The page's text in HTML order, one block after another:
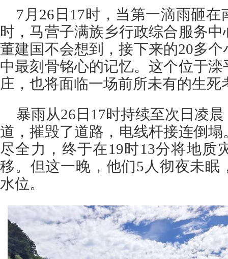
7月26日17时，当第一滴雨砸
时，马营子满族乡行政综合服务
董建国不会想到，接下来的20多
中最刻骨铭心的记忆。这个位于
庄，也将面临一场前所未有的生死
暴雨从26日17时持续至次日凌
道，摧毁了道路，电线杆接连倒
尽全力，终于在19时13分将地质
移。但这一晚，他们5人彻夜未眠
水位。